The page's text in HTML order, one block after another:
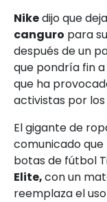
Nikedijo que
canguro para
después de un
que pondría fin
que ha
activistas por
El gigante de
comunicado
botas de fútbol
Elite,con un
reemplaza el